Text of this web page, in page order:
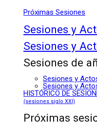
Próximas Sesiones
Sesiones y
Sesiones y
Sesiones de
Sesiones y
Sesiones y
HISTÓRICO DE
(sesiones siglo XXI)
Próximas